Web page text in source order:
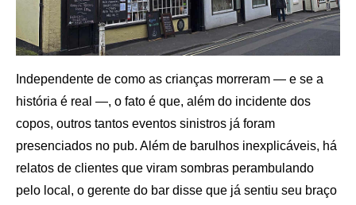
Independente de como as crianças morreram — e se a
história é real —, o fato é que, além do incidente dos
copos, outros tantos eventos sinistros já foram
presenciados no pub. Além de barulhos inexplicáveis, há
relatos de clientes que viram sombras perambulando
pelo local, o gerente do bar disse que já sentiu seu braço